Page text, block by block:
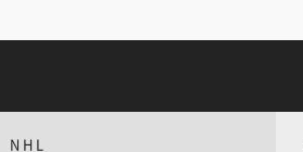
NHL